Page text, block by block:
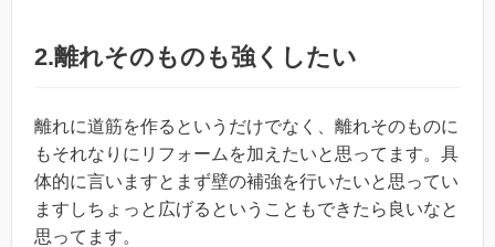
2.離れそのものも強くしたい
離れに道筋を作るというだけでなく、離れそのものに
もそれなりにリフォームを加えたいと思ってます。具
体的に言いますとまず壁の補強を行いたいと思ってい
ますしちょっと広げるということもできたら良いなと
思ってます。